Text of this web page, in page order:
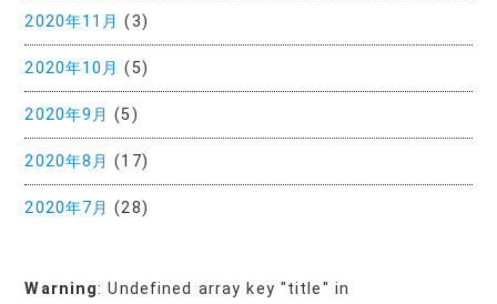
2020年11月 (3)
2020年10月 (5)
2020年9月 (5)
2020年8月 (17)
2020年7月 (28)
Warning: Undefined array key "title" in